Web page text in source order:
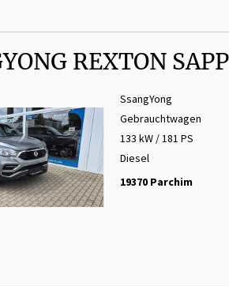
REXTON
SsangYong
Gebrauchtwagen
133 kW / 181 PS
Diesel
19370 Parchim